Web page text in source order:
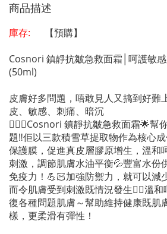
商品描述
庫存: 【預購】
Cosnori 鎮靜抗皺急救面霜│呵護敏
(50ml)
皮膚好多問題，唔敢見人又搞到好難
皮、敏感、刺痛、暗沉
💁🏻‍♀️Cosnori 鎮靜抗皺急救面霜🌟幫
題‼️佢以三款積雪草提取物作為核心
保護膜，促進真皮層膠原增生，溫和
刺激，調節肌膚水油平衡💦豐富水份
免疫力！💪🏻加強防禦力，就可以減
而令肌膚受到刺激既情況發生👍🏻溫
復各種問題肌膚～幫助維持健康既
樣，更柔滑有彈性！